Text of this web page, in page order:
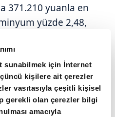
sunabilmek için İnternet
kişilere ait çerezler
vasıtasıyla çeşitli kişisel
gerekli olan çerezler bilgi
amacıyla
371.210 yuanla en
yüzde 2,48,
LME'de alüminyum
0,39, kurşun yüzde
1,44 ve kalay yüzde